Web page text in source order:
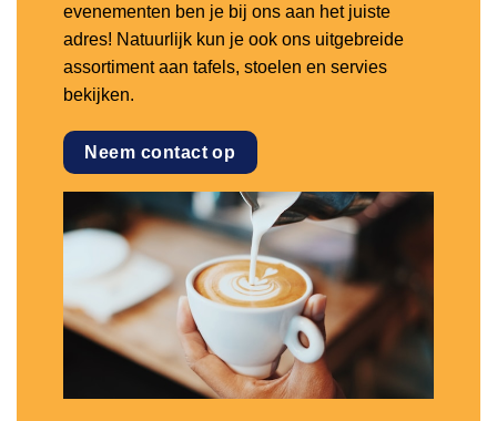
evenementen ben je bij ons aan het juiste
adres! Natuurlijk kun je ook ons uitgebreide
assortiment aan tafels, stoelen en servies
bekijken.
Neem contact op